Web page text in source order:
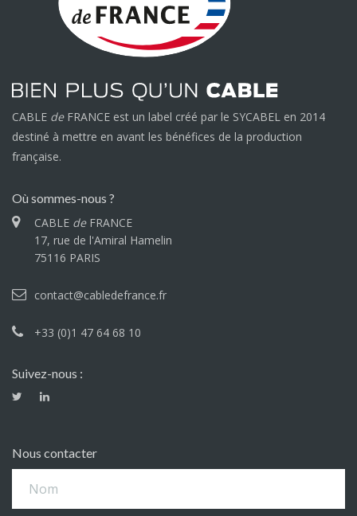
CABLE deFRANCE est un label créé par le SYCABEL en 2014
destiné à mettre en avant les bénéfices de la production
française.
Où sommes-nous ?
CABLE deFRANCE
17, rue de l'Amiral Hamelin
75116 PARIS
contact@cabledefrance.fr
+33 (0)1 47 64 68 10
Suivez-nous :
Nous contacter